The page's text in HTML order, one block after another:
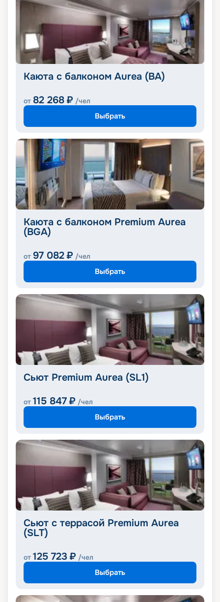
Каюта с балконом Aurea (BA)
от 82 268 ₽ /чел
Выбрать
Каюта с балконом Premium Aurea
(BGA)
от 97 082 ₽ /чел
Выбрать
Сьют Premium Aurea (SL1)
от 115 847 ₽ /чел
Выбрать
Сьют с террасой Premium Aurea
(SLT)
от 125 723 ₽ /чел
Выбрать